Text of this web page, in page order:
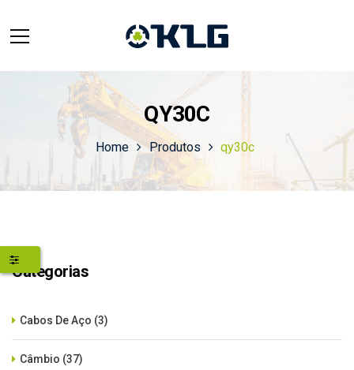
QY30C
Home Produtos qy30c
Categorias
Cabos De Aço (3)
Câmbio (37)